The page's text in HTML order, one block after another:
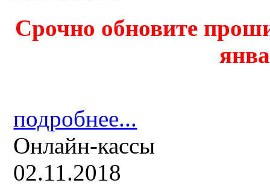
Срочно обновите
подробнее...
Онлайн-кассы
02.11.2018